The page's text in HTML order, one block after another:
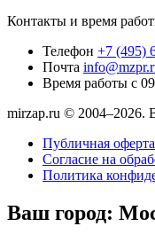
Контакты и время
Телефон +7 (495)
Почта
Время работы с
mirzap.ru © 2004–2026.
Публичная оферта
Согласие на
Политика
Ваш город: